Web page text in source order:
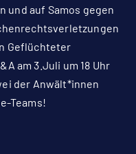
und auf Samos gegen
Geflüchteter
am 3.Juli um 18 Uhr
der Anwält*innen
Teams!